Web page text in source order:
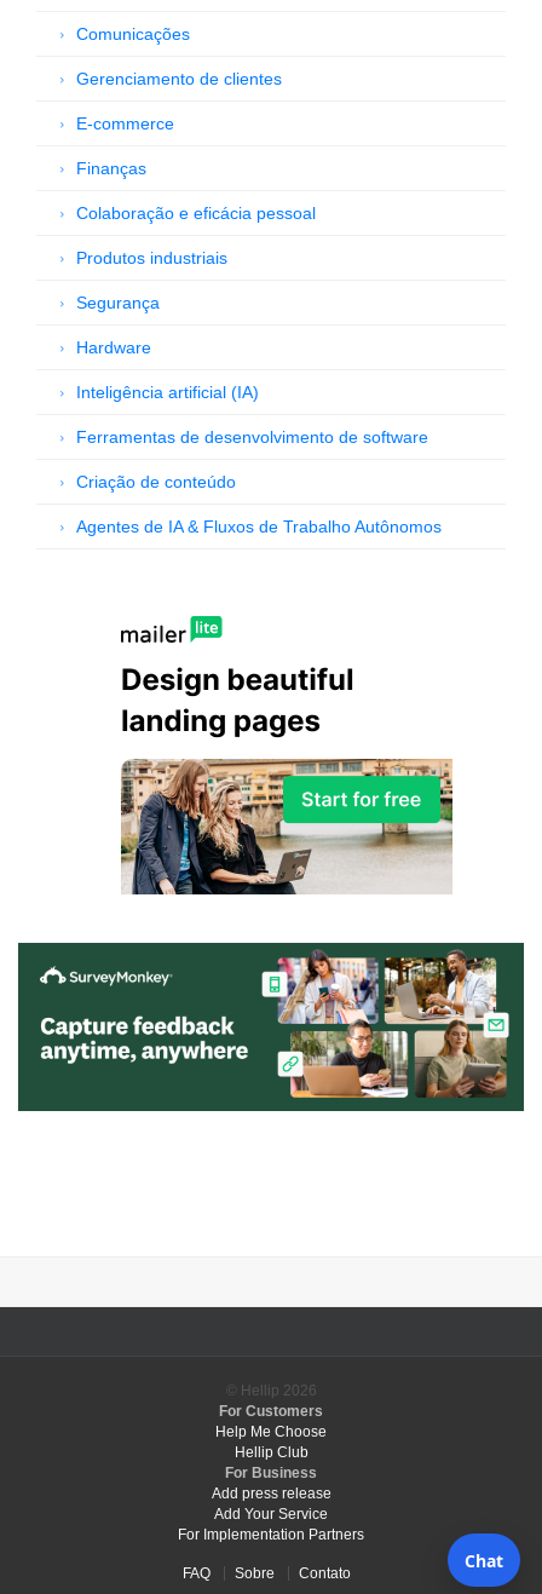
Comunicações
Gerenciamento de clientes
E-commerce
Finanças
Colaboração e eficácia pessoal
Produtos industriais
Segurança
Hardware
Inteligência artificial (IA)
Ferramentas de desenvolvimento de software
Criação de conteúdo
Agentes de IA & Fluxos de Trabalho Autônomos
© Hellip 2026
For Customers
Help Me Choose
Hellip Club
For Business
Add press release
Add Your Service
For Implementation Partners
FAQ Sobre Contato